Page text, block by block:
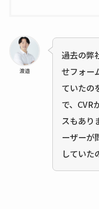
渡邉
過去の弊
せフォー
ていたの
で、CVR
スもあり
ーザーが
していた